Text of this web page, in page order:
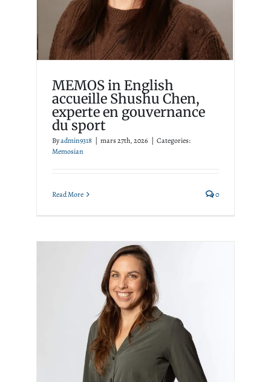
Memosian
MEMOS in English
accueille Shushu Chen,
experte en gouvernance
du sport
Byadmin9318 | mars 27th, 2026 | Categories:
Memosian
Read More 0
Actualités MEMOSian : Adi
Bichman